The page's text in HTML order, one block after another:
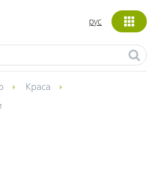
рус
Краса